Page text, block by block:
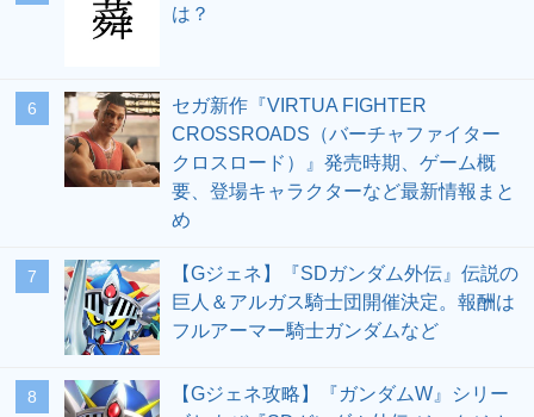
は？
6
セガ新作『VIRTUA FIGHTER
CROSSROADS（バーチャファイター
クロスロード）』発売時期、ゲーム概
要、登場キャラクターなど最新情報まと
め
7
【Gジェネ】『SDガンダム外伝』伝説の
巨人＆アルガス騎士団開催決定。報酬は
フルアーマー騎士ガンダムなど
8
【Gジェネ攻略】『ガンダムW』シリー